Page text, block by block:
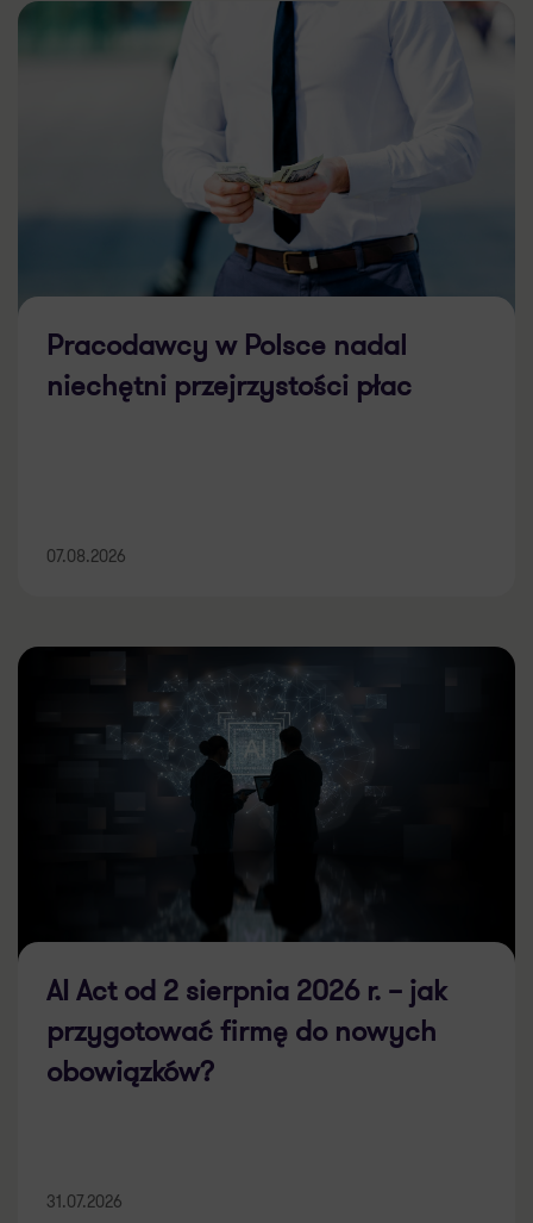
Pracodawcy w Polsce nadal
niechętni przejrzystości płac
07.08.2026
AI Act od 2 sierpnia 2026 r. – jak
przygotować firmę do nowych
obowiązków?
31.07.2026